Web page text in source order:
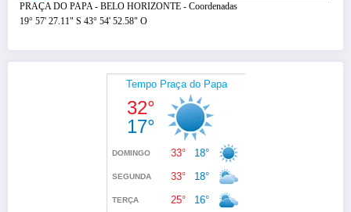
PRAÇA DO PAPA - BELO HORIZONTE - Coordenadas
19° 57' 27.11" S 43° 54' 52.58" O